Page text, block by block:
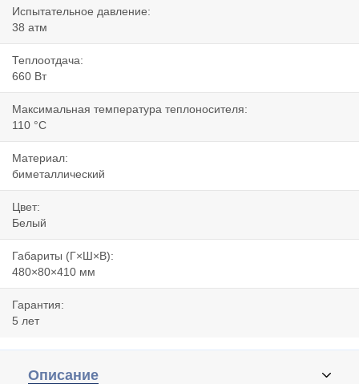
Испытательное давление:
38 атм
Теплоотдача:
660 Вт
Максимальная температура теплоносителя:
110 °C
Материал:
биметаллический
Цвет:
Белый
Габариты (Г×Ш×В):
480×80×410 мм
Гарантия:
5 лет
Описание